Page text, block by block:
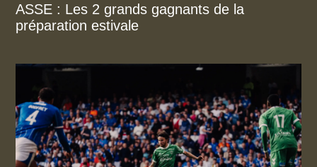
ASSE : Les 2 grands gagnants de la
préparation estivale